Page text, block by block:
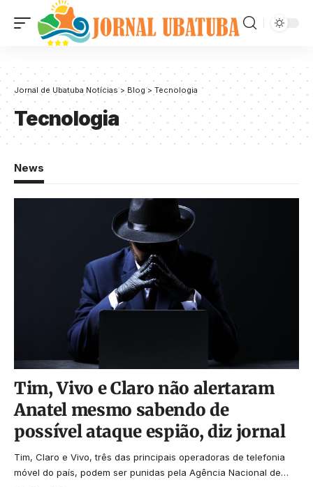
Jornal de Ubatuba Notícias> Blog> Tecnologia
Tecnologia
News
Tim, Vivo e Claro não alertaram
Anatel mesmo sabendo de
possível ataque espião, diz jornal
Tim, Claro e Vivo, três das principais operadoras de telefonia
móvel do país, podem ser punidas pela Agência Nacional de…